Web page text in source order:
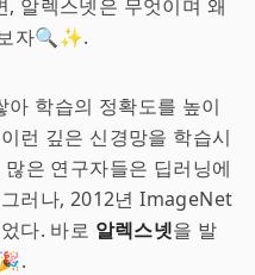
알렉스넷은 무엇이며 왜
자🔍✨.
아 학습의 정확도를 높이
런 깊은 신경망을 학습시
은 연구자들은 딥러닝에
러나, 2012년 ImageNet
다. 바로 알렉스넷을 발